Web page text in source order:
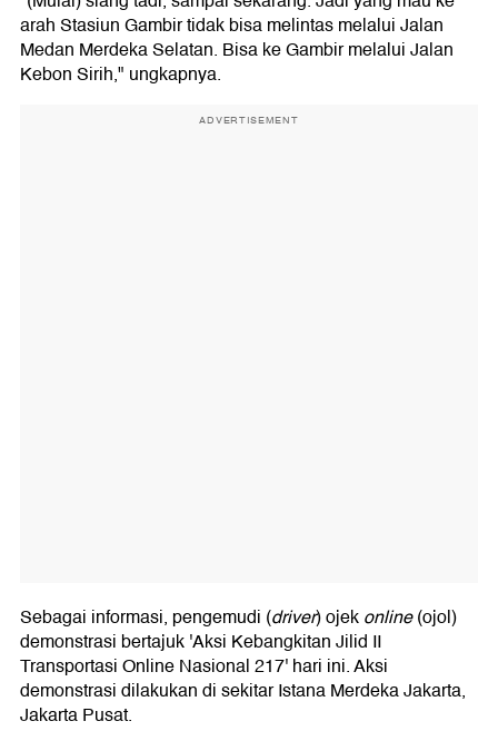
arah Stasiun Gambir tidak bisa melintas melalui Jalan
Medan Merdeka Selatan. Bisa ke Gambir melalui Jalan
Kebon Sirih," ungkapnya.
ADVERTISEMENT
Sebagai informasi, pengemudi (driver) ojekonline(ojol)
demonstrasi bertajuk 'Aksi Kebangkitan Jilid II
Transportasi Online Nasional 217' hari ini. Aksi
demonstrasi dilakukan di sekitar Istana Merdeka Jakarta,
Jakarta Pusat.